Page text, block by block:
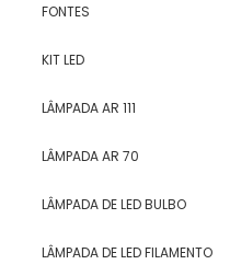
FONTES
KIT LED
LÂMPADA AR 111
LÂMPADA AR 70
LÂMPADA DE LED BULBO
LÂMPADA DE LED FILAMENTO